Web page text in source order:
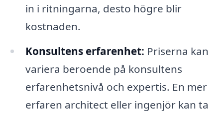
in i ritningarna, desto högre blir
kostnaden.
Konsultens erfarenhet: Priserna kan
variera beroende på konsultens
erfarenhetsnivå och expertis. En mer
erfaren architect eller ingenjör kan ta